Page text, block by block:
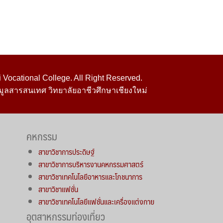
College. All Right Reserved.
สารสนเทศ วิทยาลัยอาชีวศึกษาเชียงใหม่
คหกรรม
สาขาวิชาการประดิษฐ์
สาขาวิชาการบริหารงานคหกรรมศาสตร์
สาขาวิชาเทคโนโลยีอาหารและโภชนาการ
สาขาวิชาแฟชั่น
สาขาวิชาเทคโนโลยีแฟชั่นและเครื่องแต่งกาย
อุตสาหกรรมท่องเที่ยว